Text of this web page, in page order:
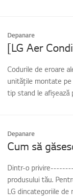
Depanare
[LG Aer
Codurile de eroare
unitățile montate pe
tip stand le afișează
Depanare
Cum să
Dintr-o
produsului tău.
LG dincategoriile de